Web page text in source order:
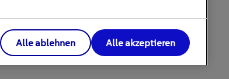
Alle ablehnen Alle akzeptieren